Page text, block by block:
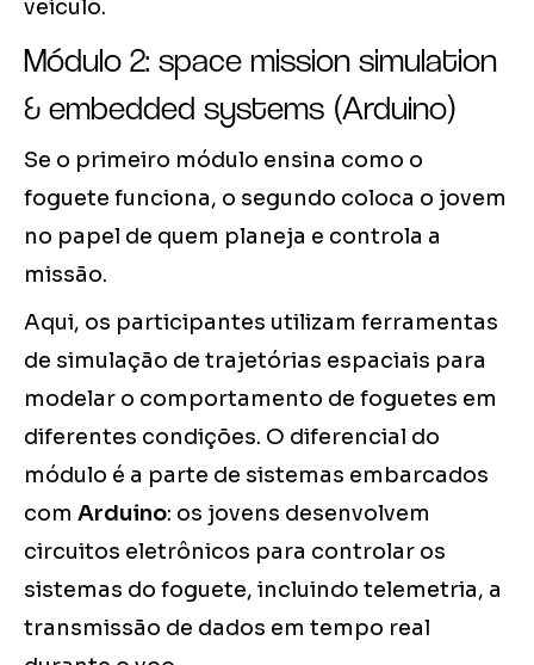
veículo.
Módulo 2: space mission simulation
& embedded systems (Arduino)
Se o primeiro módulo ensina como o
foguete funciona, o segundo coloca o jovem
no papel de quem planeja e controla a
missão.
Aqui, os participantes utilizam ferramentas
de simulação de trajetórias espaciais para
modelar o comportamento de foguetes em
diferentes condições. O diferencial do
módulo é a parte de sistemas embarcados
com Arduino: os jovens desenvolvem
circuitos eletrônicos para controlar os
sistemas do foguete, incluindo telemetria, a
transmissão de dados em tempo real